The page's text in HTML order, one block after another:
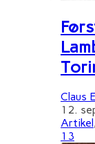
Claus
12.
Artikel
13